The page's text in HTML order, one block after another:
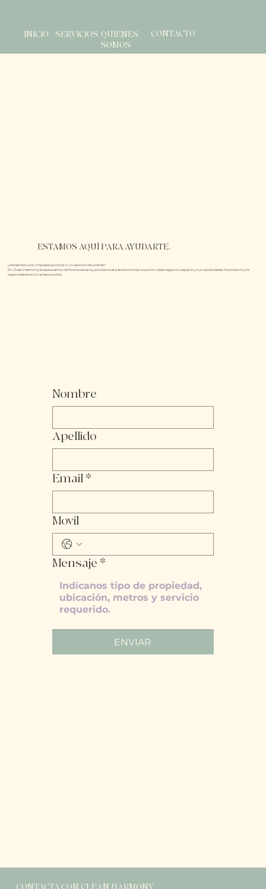
INICIO SERVICIOS QUIÉNES
SOMOS
CONTACTO
ESTAMOS AQUÍ PARA AYUDARTE.
¿Necesitas una limpieza puntual o un servicio recurrente?
En Clean Harmony te asesoramos de forma cercana y profesional para encontrar la opción ideal según tu espacio y tus necesidades. Escríbenos y te
responderemos lo antes posible.
Nombre
Apellido
Email*
Movil
Mensaje *
ENVIAR